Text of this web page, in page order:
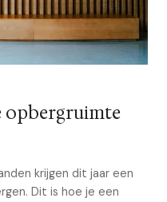
opbergruimte
krijgen dit jaar een
Dit is hoe je een